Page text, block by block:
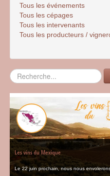
Tous les événements
Tous les cépages
Tous les intervenants
Tous les producteurs /
Rechercher
Les vins du Mexique
Le 22 juin prochain, nous nous